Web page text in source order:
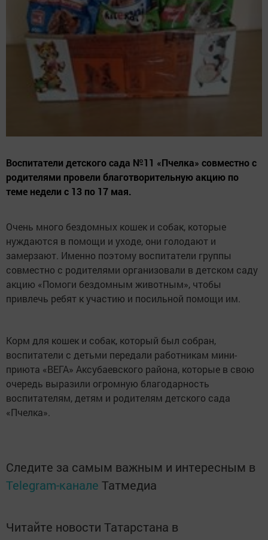
Воспитатели детского сада №11 «Пчелка» совместно с
родителями провели благотворительную акцию по
теме недели с 13 по 17 мая.
Очень много бездомных кошек и собак, которые
нуждаются в помощи и уходе, они голодают и
замерзают. Именно поэтому воспитатели группы
совместно с родителями организовали в детском саду
акцию «Помоги бездомным животным», чтобы
привлечь ребят к участию и посильной помощи им.
Корм для кошек и собак, который был собран,
воспитатели с детьми передали работникам мини-
приюта «ВЕГА» Аксубаевского района, которые в свою
очередь выразили огромную благодарность
воспитателям, детям и родителям детского сада
«Пчелка».
Следите за самым важным и интересным в
Telegram-канале Татмедиа
Читайте новости Татарстана в